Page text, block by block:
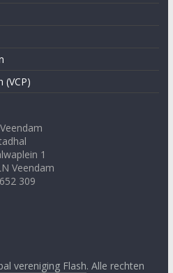
1
Veendam
309
vereniging Flash. Alle rechten